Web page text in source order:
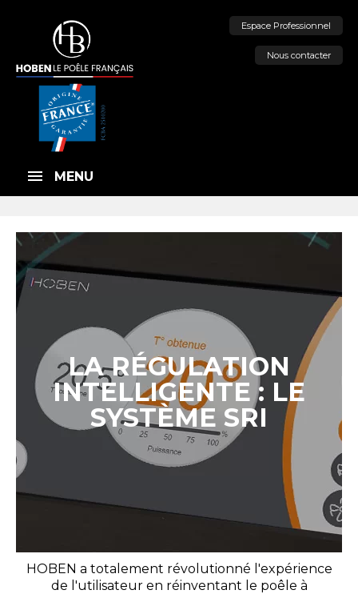
Espace Professionnel
Nous contacter
MENU
LA RÉGULATION
INTELLIGENTE : LE
SYSTÈME SRI
HOBEN a totalement révolutionné l'expérience
de l'utilisateur en réinventant le poêle à